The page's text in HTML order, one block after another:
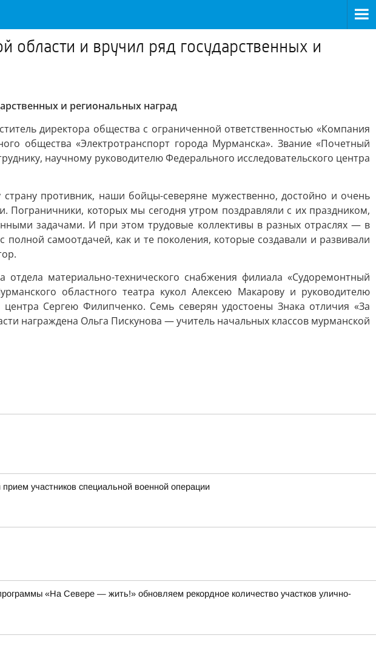
и вручил ряд государственных и
и региональных наград
директора общества с ограниченной ответственностью «Компания
общества «Электротранспорт города Мурманска». Звание «Почетный
научному руководителю Федерального исследовательского центра
противник, наши бойцы-северяне мужественно, достойно и очень
которых мы сегодня утром поздравляли с их праздником,
задачами. И при этом трудовые коллективы в разных отраслях — в
самоотдачей, как и те поколения, которые создавали и развивали
материально-технического снабжения филиала «Судоремонтный
областного театра кукол Алексею Макарову и руководителю
Сергею Филипченко. Семь северян удостоены Знака отличия «За
награждена Ольга Пискунова — учитель начальных классов мурманской
участников специальной военной операции
«На Севере — жить!» обновляем рекордное количество участков улично-